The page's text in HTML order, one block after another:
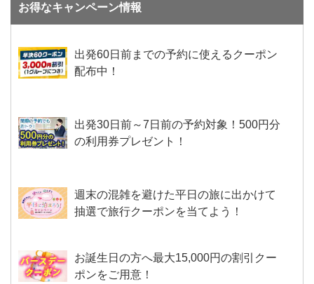
お得なキャンペーン情報
出発60日前までの予約に使えるクーポン
配布中！
出発30日前～7日前の予約対象！500円分
の利用券プレゼント！
週末の混雑を避けた平日の旅に出かけて
抽選で旅行クーポンを当てよう！
お誕生日の方へ最大15,000円の割引クー
ポンをご用意！